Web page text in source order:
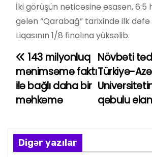
İki görüşün nəticəsinə əsasən, 6:5
gələn “Qarabağ” tarixində ilk
Liqasının 1/8 finalına yüksəlib.
Y
a
z
n
Növbəti
Türkiyə-
qəbulu
143 milyonluq
mənimsəmə faktı
ilə bağlı daha bir
məhkəmə
Digər yazılar